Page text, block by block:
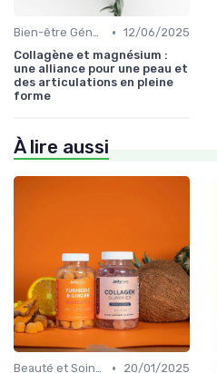
Bien-être Général • 12/06/2025
Collagène et magnésium :
une alliance pour une peau et
des articulations en pleine
forme
À lire aussi
Beauté et Soins de la Peau •
20/01/2025